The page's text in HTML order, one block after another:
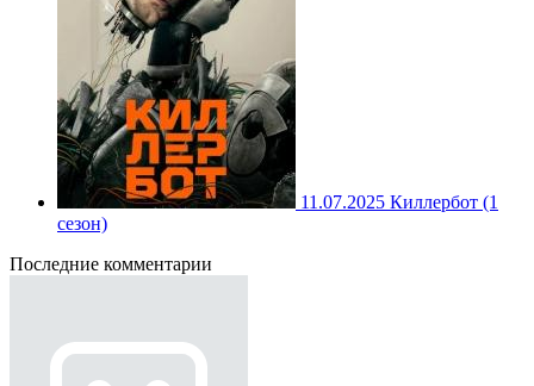
11.07.2025 Киллербот (1
сезон)
Последние комментарии